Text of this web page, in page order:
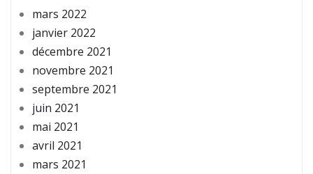
mars 2022
janvier 2022
décembre 2021
novembre 2021
septembre 2021
juin 2021
mai 2021
avril 2021
mars 2021